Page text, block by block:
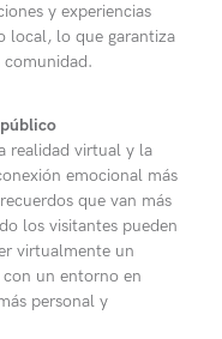
y experiencias
local, lo que garantiza
comunidad.
realidad virtual y la
emocional más
que van más
los visitantes pueden
virtualmente un
un entorno en
personal y